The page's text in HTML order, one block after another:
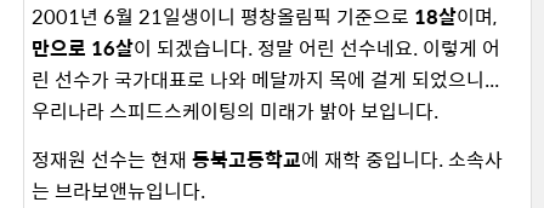
2001년 6월 21일생이니 평창올림픽 기준으로 18살이며,
만으로 16살이 되겠습니다. 정말 어린 선수네요. 이렇게 어
린 선수가 국가대표로 나와 메달까지 목에 걸게 되었으니...
우리나라 스피드스케이팅의 미래가 밝아 보입니다.
정재원 선수는 현재 동북고등학교에 재학 중입니다. 소속사
는 브라보앤뉴입니다.